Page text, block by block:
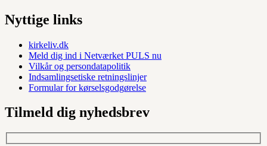
Nyttige links
kirkeliv.dk
Meld dig ind i Netværket PULS nu
Vilkår og persondatapolitik
Indsamlingsetiske retningslinjer
Formular for kørselsgodgørelse
Tilmeld dig nyhedsbrev